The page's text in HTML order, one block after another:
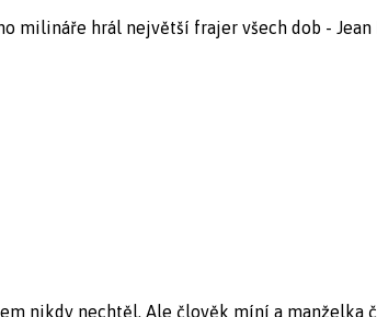
milináře hrál největší frajer všech dob - Jean
nikdy nechtěl. Ale člověk míní a manželka